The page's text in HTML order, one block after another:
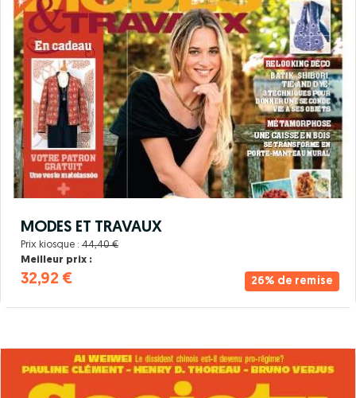
26% de remise
MODES ET TRAVAUX
Prix kiosque : 44,40 €
Meilleur prix :
32,92 €